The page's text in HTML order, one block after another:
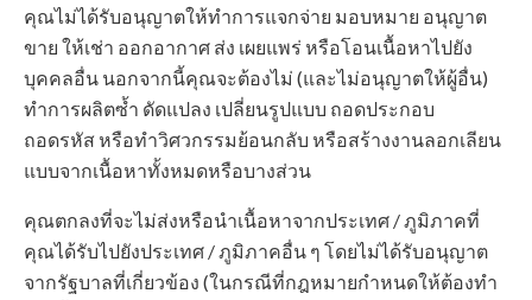
คุณไม่ได้รับอนุญาตให้ทำการแจกจ่าย มอบหมาย อนุญาต
ขาย ให้เช่า ออกอากาศ ส่ง เผยแพร่ หรือโอนเนื้อหาไปยัง
บุคคลอื่น นอกจากนี้คุณจะต้องไม่ (และไม่อนุญาตให้ผู้อื่น)
ทำการผลิตซ้ำ ดัดแปลง เปลี่ยนรูปแบบ ถอดประกอบ
ถอดรหัส หรือทำวิศวกรรมย้อนกลับ หรือสร้างงานลอกเลียน
แบบจากเนื้อหาทั้งหมดหรือบางส่วน
คุณตกลงที่จะไม่ส่งหรือนำเนื้อหาจากประเทศ / ภูมิภาคที่
คุณได้รับไปยังประเทศ / ภูมิภาคอื่น ๆ โดยไม่ได้รับอนุญาต
จากรัฐบาลที่เกี่ยวข้อง (ในกรณีที่กฎหมายกำหนดให้ต้องทำ